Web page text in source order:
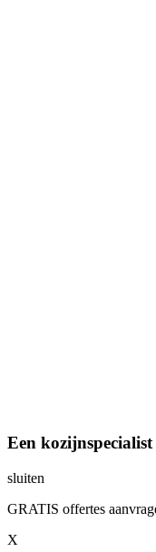
Een
sluiten
GRATIS offertes
X